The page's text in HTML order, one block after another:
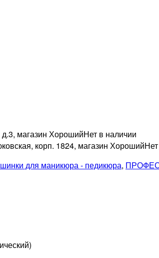
магазин ХорошийНет в наличии
корп. 1824, магазин Хороший
для маникюра - педикюра,